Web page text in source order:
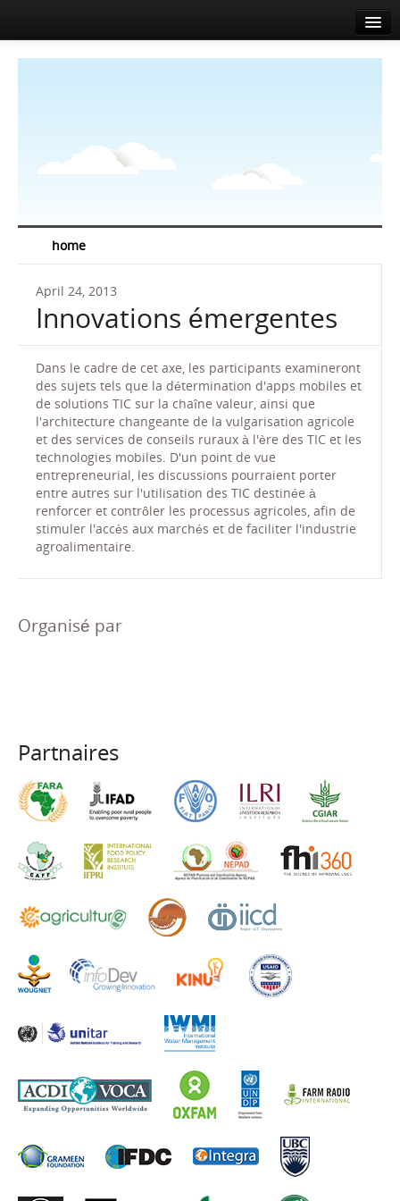
Actualités
Sponsors
Salle de presse
Info
EN
home
April 24, 2013
Innovations émergentes
Dans le cadre de cet axe, les participants examineront
des sujets tels que la détermination d'apps mobiles et
de solutions TIC sur la chaîne valeur, ainsi que
l'architecture changeante de la vulgarisation agricole
et des services de conseils ruraux à l'ère des TIC et les
technologies mobiles. D'un point de vue
entrepreneurial, les discussions pourraient porter
entre autres sur l'utilisation des TIC destinée à
renforcer et contrôler les processus agricoles, afin de
stimuler l'accès aux marchés et de faciliter l'industrie
agroalimentaire.
Organisé par
Partnaires